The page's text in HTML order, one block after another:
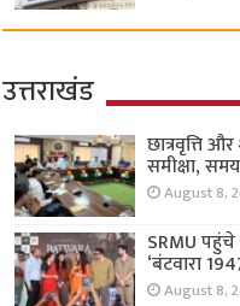
उत्तराखंड
छात्रवृत्ति
समीक्षा,
August 8,
SRMU
‘बंटवारा
August 8,